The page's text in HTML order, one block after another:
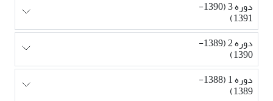
دوره 3 (1390-
1391)
دوره 2 (1389-
1390)
دوره 1 (1388-
1389)